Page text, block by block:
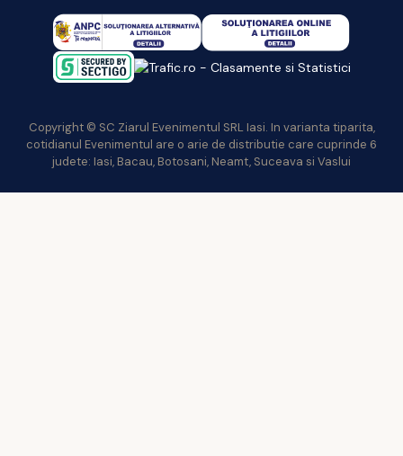
Copyright © SC Ziarul Evenimentul SRL Iasi. In varianta tiparita,
cotidianul Evenimentul are o arie de distributie care cuprinde 6
judete: Iasi, Bacau, Botosani, Neamt, Suceava si Vaslui